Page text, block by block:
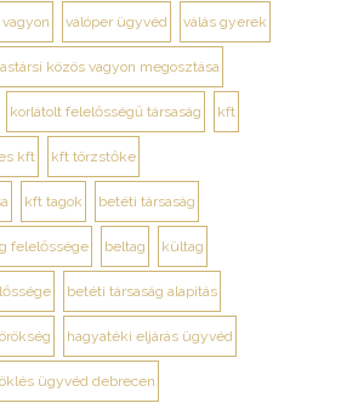
válóper ügyvéd válás gyerek
közös vagyon megosztása
korlátolt felelősségű társaság kft
kft kft törzstőke
kft tagok betéti társaság
felelőssége beltag kültag
betéti társaság alapítás
örökség hagyatéki eljárás ügyvéd
ügyvéd debrecen